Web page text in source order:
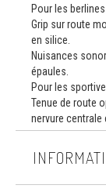
Pour les berlines
Grip sur route
en silice.
Nuisances
épaules.
Pour les
Tenue de route
nervure centrale